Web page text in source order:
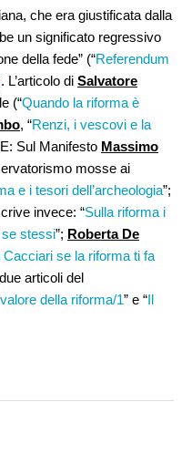
che era giustificata dalla
un significato regressivo
della fede” (“Referendum
L’articolo di Salvatore
(“Quando la riforma è
, “Renzi, i vescovi e la
Sul Manifesto Massimo
mosse ai
e i tesori dell’archeologia”;
invece: “Sulla riforma i
stessi”; Roberta De
Cacciari se la riforma ti fa
articoli del
della riforma/1” e “Il